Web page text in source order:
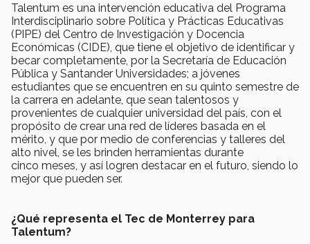
Talentum es una intervención educativa del Programa
Interdisciplinario sobre Política y Prácticas Educativas
(PIPE) del Centro de Investigación y Docencia
Económicas (CIDE), que tiene el objetivo de identificar y
becar completamente, por la Secretaría de Educación
Pública y Santander Universidades; a jóvenes
estudiantes que se encuentren en su quinto semestre de
la carrera en adelante, que sean talentosos y
provenientes de cualquier universidad del país, con el
propósito de crear una red de líderes basada en el
mérito, y que por medio de conferencias y talleres del
alto nivel, se les brinden herramientas durante
cinco meses, y así logren destacar en el futuro, siendo lo
mejor que pueden ser.
¿Qué representa el Tec de Monterrey para
Talentum?